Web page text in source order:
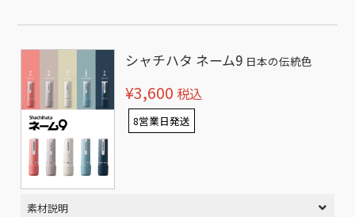
シャチハタ ネーム9 日本の伝統色
¥3,600 税込
8営業日発送
素材説明